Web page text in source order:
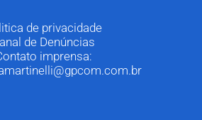
de privacidade
de Denúncias
imprensa: